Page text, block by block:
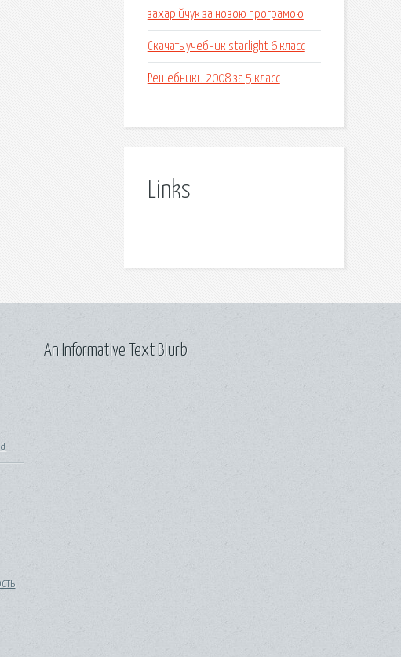
захарійчук за новою програмою
Скачать учебник starlight 6 класс
Решебники 2008 за 5 класс
Links
An Informative Text Blurb